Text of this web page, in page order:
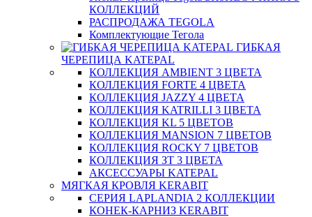
КОЛЛЕКЦИЙ
РАСПРОДАЖА TEGOLA
Комплектующие Тегола
ГИБКАЯ
ЧЕРЕПИЦА KATEPAL
КОЛЛЕКЦИЯ AMBIENT 3 ЦВЕТА
КОЛЛЕКЦИЯ FORTE 4 ЦВЕТА
КОЛЛЕКЦИЯ JAZZY 4 ЦВЕТА
КОЛЛЕКЦИЯ KATRILLI 3 ЦВЕТА
КОЛЛЕКЦИЯ KL 5 ЦВЕТОВ
КОЛЛЕКЦИЯ MANSION 7 ЦВЕТОВ
КОЛЛЕКЦИЯ ROCKY 7 ЦВЕТОВ
КОЛЛЕКЦИЯ ЗТ 3 ЦВЕТА
АКСЕССУАРЫ KATEPAL
МЯГКАЯ КРОВЛЯ KERABIT
СЕРИЯ LAPLANDIA 2 КОЛЛЕКЦИИ
КОНЕК-КАРНИЗ KERABIT